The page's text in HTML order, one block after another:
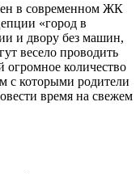
в современном ЖК
«город в
и двору без машин,
весело проводить
огромное количество
с которыми родители
время на свежем